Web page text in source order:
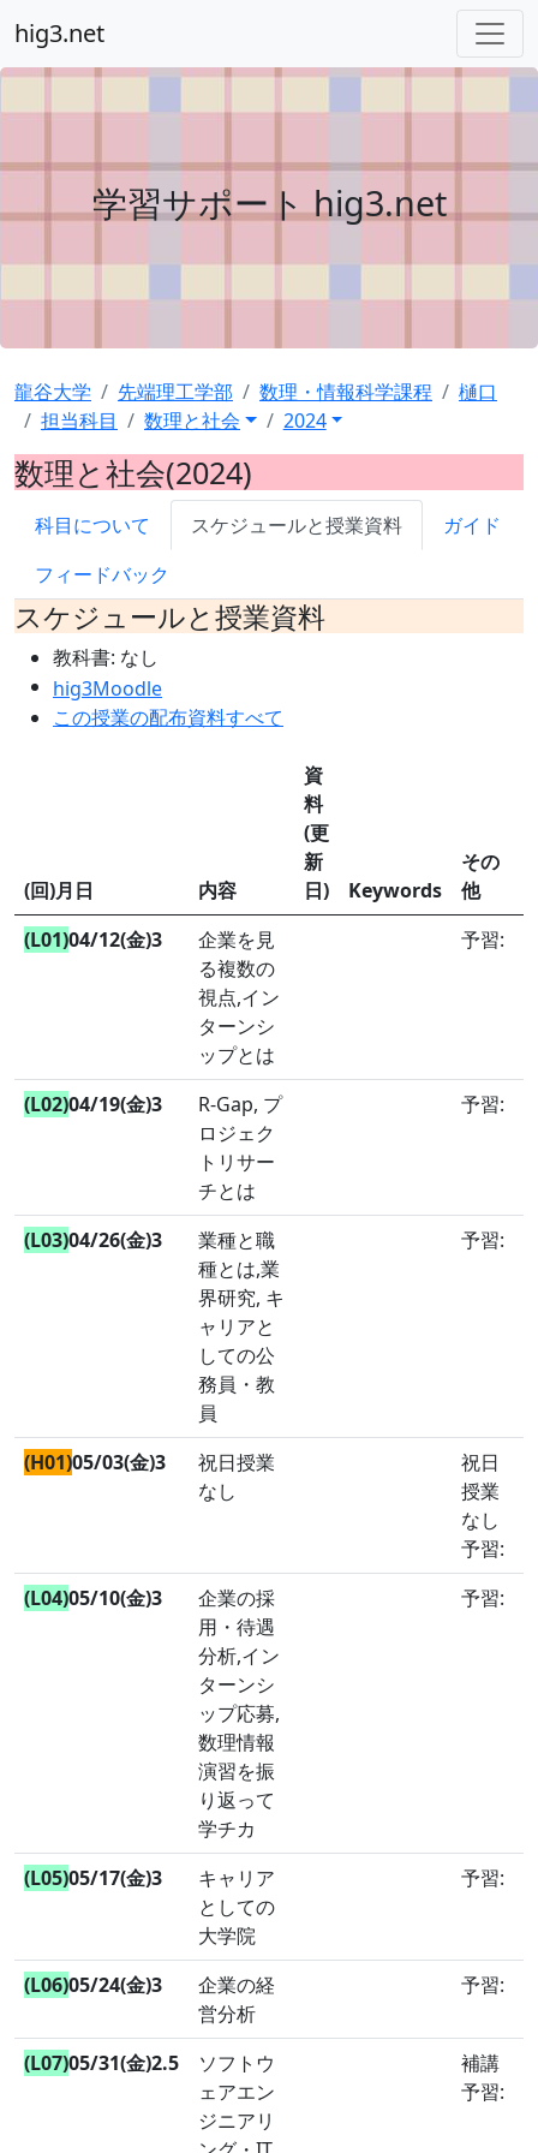
hig3.net
学習サポート hig3.net
龍谷大学 先端理工学部 数理・情報科学課程
樋口
担当科目
数理と社会 2024
数理と社会(2024)
科目について スケジュールと授業資料
ガイド
フィードバック
スケジュールと授業資料
教科書: なし
hig3Moodle
この授業の配布資料すべて
(回)月日 内容
資
料
(更
新
日)
Keywords
その
他
(L01)04/12(金)3
企業を見
る複数の
視点,イン
ターンシ
ップとは
予習:
(L02)04/19(金)3
R-Gap, プ
ロジェク
トリサー
チとは
予習:
(L03)04/26(金)3
業種と職
種とは,業
界研究, キ
ャリアと
しての公
務員・教
員
予習:
(H01)05/03(金)3
祝日授業
なし
祝日
授業
なし
予習:
(L04)05/10(金)3
企業の採
用・待遇
分析,イン
ターンシ
ップ応募,
数理情報
演習を振
り返って
学チカ
予習:
(L05)05/17(金)3
キャリア
としての
大学院
予習:
(L06)05/24(金)3
企業の経
営分析
予習:
(L07)05/31(金)2.5
ソフトウ
ェアエン
ジニアリ
補講
予習: